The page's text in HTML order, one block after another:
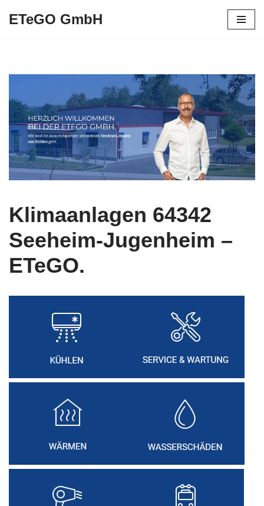
ETeGO GmbH
Klimaanlagen 64342
Seeheim-Jugenheim –
ETeGO.